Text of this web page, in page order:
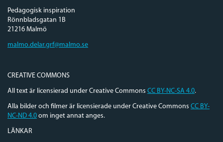
Pedagogisk inspiration
Rönnbladsgatan 1B
21216 Malmö
malmo.delar.grf@malmo.se
CREATIVE COMMONS
All text är licensierad under Creative Commons CC BY-NC-SA 4.0.
Alla bilder och filmer är licensierade under Creative Commons CC BY-
NC-ND 4.0 om inget annat anges.
LÄNKAR